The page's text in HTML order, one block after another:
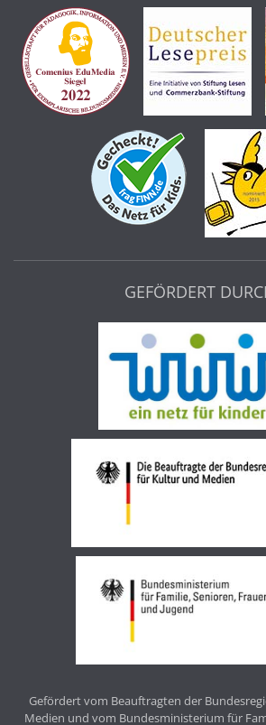
GEFÖRDERT
Gefördert vom Beauftragten der
Medien und vom Bundesministerium für